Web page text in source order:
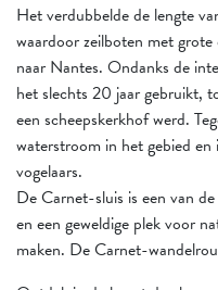
Het verdubbelde de lengte
waardoor zeilboten met
naar Nantes. Ondanks de
het slechts 20 jaar gebruikt,
een scheepskerkhof werd.
waterstroom in het gebied en
vogelaars.
De Carnet-sluis is een van
en een geweldige plek voor
maken. De Carnet-